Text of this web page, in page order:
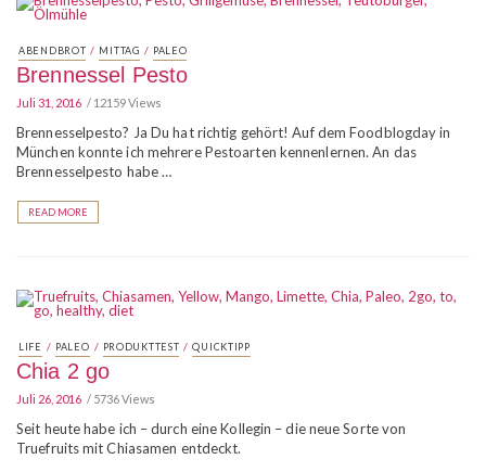
ABENDBROT / MITTAG / PALEO
Brennessel Pesto
Juli 31, 2016 12159 Views
Brennesselpesto? Ja Du hat richtig gehört! Auf dem Foodblogday in
München konnte ich mehrere Pestoarten kennenlernen. An das
Brennesselpesto habe …
READ MORE
LIFE / PALEO / PRODUKTTEST / QUICKTIPP
Chia 2 go
Juli 26, 2016 5736 Views
Seit heute habe ich – durch eine Kollegin – die neue Sorte von
Truefruits mit Chiasamen entdeckt.